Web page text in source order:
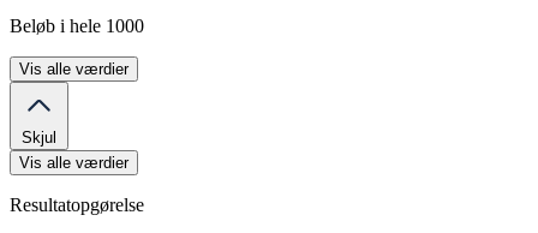
Beløb i hele 1000
Vis alle værdier
Skjul
Vis alle værdier
Resultatopgørelse